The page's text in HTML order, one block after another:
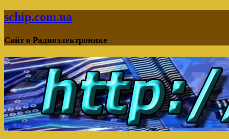
schip.com.ua
Сайт о Радиоэлектронике